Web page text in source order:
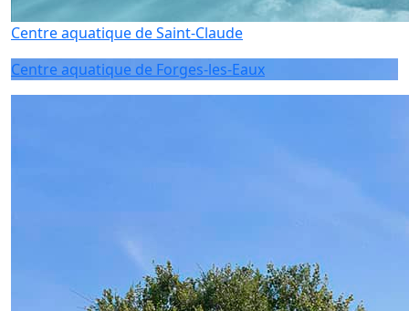
Centre aquatique de Saint-Claude
Centre aquatique de Forges-les-Eaux